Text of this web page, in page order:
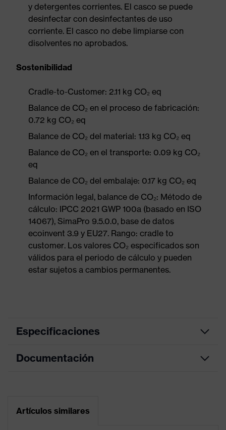
y detergentes corrientes. El casco se puede
desinfectar con desinfectantes de uso
corriente. El casco no debe limpiarse con
disolventes no aprobados.
Sostenibilidad
Cradle-to-Customer: 2.11 kg CO₂ eq
Balance de CO₂ en el proceso de fabricación:
0.72 kg CO₂ eq
Balance de CO₂ del material: 1.13 kg CO₂ eq
Balance de CO₂ en el transporte: 0.09 kg CO₂
eq
Balance de CO₂ del embalaje: 0.17 kg CO₂ eq
Información legal, balance de CO₂: Método de
cálculo: IPCC 2021 GWP 100a (basado en ISO
14067), SimaPro 9.5.0.0, base de datos
ecoinvent 3.9 y EU27. Rango: cradle to
customer. Los valores CO₂ especificados son
válidos para el periodo de cálculo y pueden
estar sujetos a cambios permanentes.
Especificaciones
color de
accesorios de
Documentación
Artículos similares